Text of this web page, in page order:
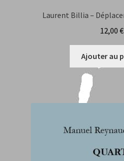
Laurent Billia –
12,00 €
Ajouter au